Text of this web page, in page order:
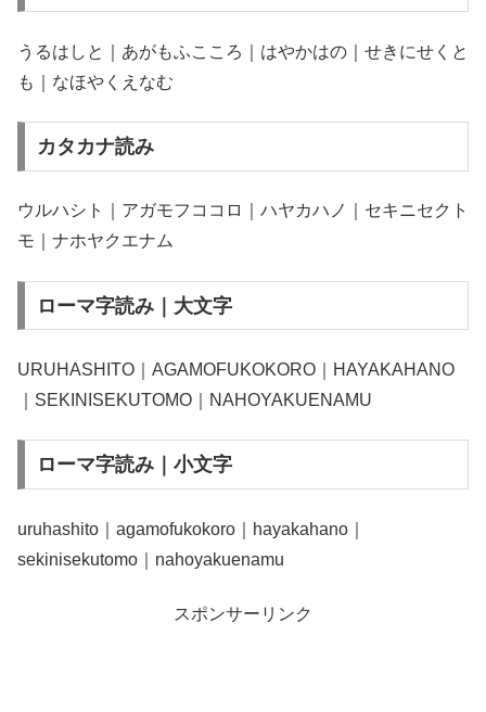
うるはしと｜あがもふこころ｜はやかはの｜せきにせくと
も｜なほやくえなむ
カタカナ読み
ウルハシト｜アガモフココロ｜ハヤカハノ｜セキニセクト
モ｜ナホヤクエナム
ローマ字読み｜大文字
URUHASHITO｜AGAMOFUKOKORO｜HAYAKAHANO
｜SEKINISEKUTOMO｜NAHOYAKUENAMU
ローマ字読み｜小文字
uruhashito｜agamofukokoro｜hayakahano｜
sekinisekutomo｜nahoyakuenamu
スポンサーリンク